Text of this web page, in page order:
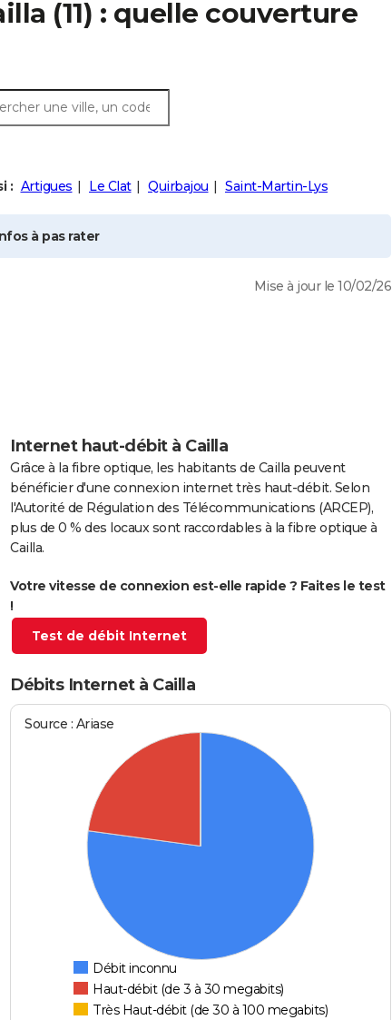
(11) : quelle couverture
: Artigues Le Clat Quirbajou Saint-Martin-Lys
à pas rater
Mise à jour le 10/02/26
Internet haut-débit à Cailla
Grâce à la fibre optique, les habitants de Cailla peuvent
bénéficier d'une connexion internet très haut-débit. Selon
l'Autorité de Régulation des Télécommunications (ARCEP),
plus de 0 % des locaux sont raccordables à la fibre optique à
Cailla.
Votre vitesse de connexion est-elle rapide ? Faites le test
!
Test de débit Internet
Débits Internet à Cailla
Source : Ariase
Débit inconnu
Haut-débit (de 3 à 30 megabits)
Très Haut-débit (de 30 à 100 megabits)